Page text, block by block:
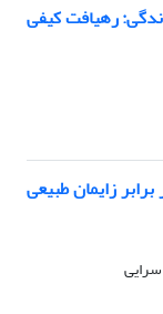
رهیافت کیفی
زایمان طبیعی